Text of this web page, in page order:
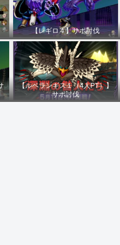
【レギロ４】サポ討伐
【ルベランギス１（4人PT）】
サポ討伐